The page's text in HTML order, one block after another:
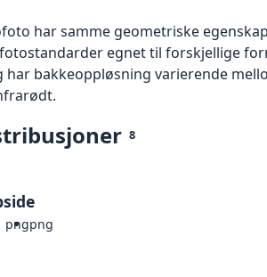
har samme geometriske
egnet til forskjellige
har bakkeoppløsning varierende
8
pngpng